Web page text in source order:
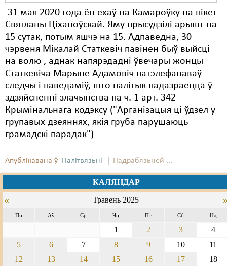
31 мая 2020 года ён ехаў на Камароўку на пікет
Святланы Ціханоўскай. Яму прысудзілі арышт на
15 сутак, потым яшчэ на 15. Адпаведна, 30
чэрвеня Мікалай Статкевіч павінен быў выйсці
на волю , аднак напярэдадні ўвечары жонцы
Статкевіча Марыне Адамовіч патэлефанаваў
следчы і паведаміў, што палітык падазраецца ў
здзяйсненні злачынства па ч. 1 арт. 342
Крымінальнага кодэксу ("Арганізацыя ці ўдзел у
групавых дзеяннях, якія груба парушаюць
грамадскі парадак")
Апублікавана ў Палітвязьні Падрабязьней ...
КАЛЯНДАР
« Травень 2025
Пн Аў Ср Чц Пт Сб Нд
1 2 3
4
5
6 7 8 9 10
11
12
13 14 15 16 17
18